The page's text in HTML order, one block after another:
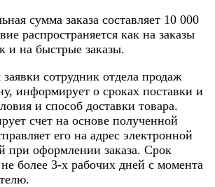
сумма заказа составляет 10 000
распространяется как на заказы
и на быстрые заказы.
сотрудник отдела продаж
информирует о сроках поставки и
и способ доставки товара.
счет на основе полученной
его на адрес электронной
при оформлении заказа. Срок
не более 3-х рабочих дней с момента